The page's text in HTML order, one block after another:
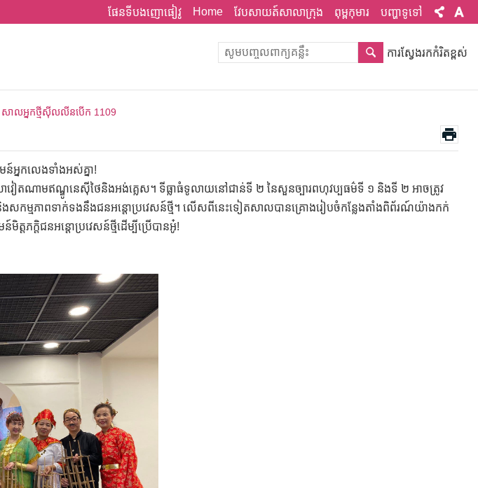
ផែនទីបងញោផៀវូ Home វែបសាយត៍សាលាក្រុង ពុម្ពកុមារ បញ្ហាទូទៅ
ការស្វែងរកកំរិតខ្ពស់
សាលអ្នកថ្មីស៊ីលលីនបើក 1109
អ្នកលេងទាំងអស់គ្នា!
ាវៀតណាមឥណ្ឌូនេស៊ីថៃនិងអង់គ្លេស។ ទីធ្លាធំទូលាយនៅជាន់ទី ២ នៃសួនច្បារពហុវប្បធម៌ទី ១ និងទី ២ អាចត្រូវ
និងសកម្មភាពទាក់ទងនឹងជនអន្តោប្រវេសន៍ថ្មី។ លើសពីនេះទៀតសាលបានគ្រោងរៀបចំកន្លែងតាំងពិព័រណ៍យ៉ាងកក់
ភក្តិជនអន្តោប្រវេសន៍ថ្មីដើម្បីប្រើបានអូ៎!